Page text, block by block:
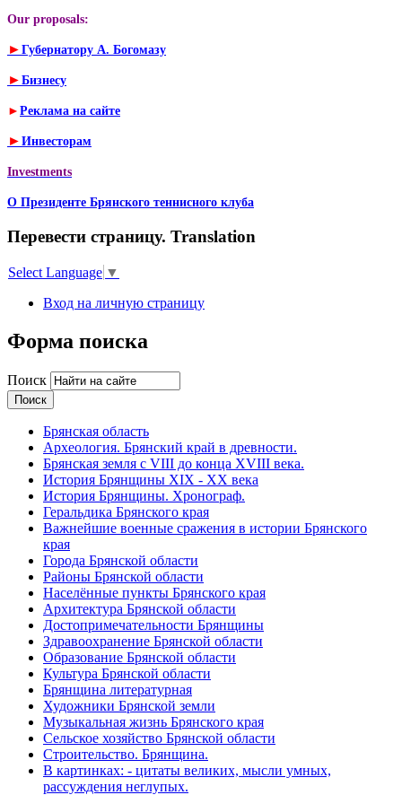
Our proposals:
► Губернатору А. Богомазу
► Бизнесу
► Реклама на сайте
► Инвесторам
Investments
О Президенте Брянского теннисного клуба
Перевести страницу. Translation
Select Language ▼
Вход на личную страницу
Форма поиска
Поиск
Брянская область
Археология. Брянский край в древности.
Брянская земля с VIII до конца XVIII века.
История Брянщины XIX - XX века
История Брянщины. Хронограф.
Геральдика Брянского края
Важнейшие военные сражения в истории Брянского
края
Города Брянской области
Районы Брянской области
Населённые пункты Брянского края
Архитектура Брянской области
Достопримечательности Брянщины
Здравоохранение Брянской области
Образование Брянской области
Культура Брянской области
Брянщина литературная
Художники Брянской земли
Музыкальная жизнь Брянского края
Сельское хозяйство Брянской области
Строительство. Брянщина.
В картинках: - цитаты великих, мысли умных,
рассуждения неглупых.